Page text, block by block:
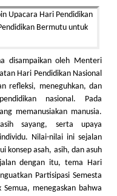
disampaikan oleh Menteri
Hari Pendidikan Nasional
refleksi, meneguhkan, dan
nasional. Pada
memanusiakan manusia.
sayang, serta upaya
Nilai-nilai ini sejalan
konsep asah, asih, dan asuh
dengan itu, tema Hari
Partisipasi Semesta
menegaskan bahwa